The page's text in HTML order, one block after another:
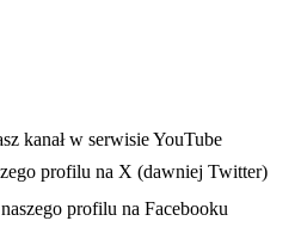
w nowej karcie
kanał w serwisie YouTube
profilu na X (dawniej Twitter)
w nowej karcieprofilu na Facebooku